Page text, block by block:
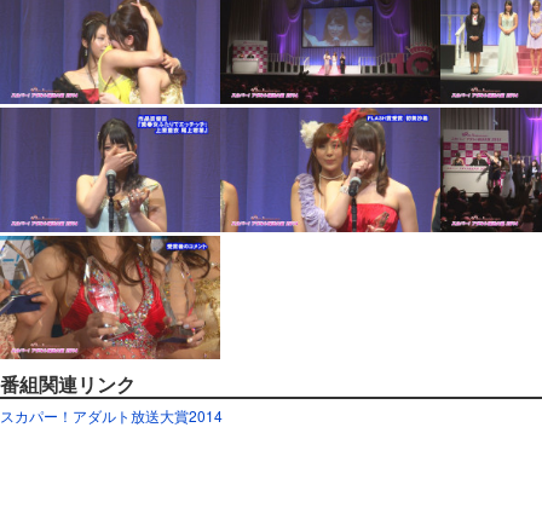
番組関連リンク
スカパー！アダルト放送大賞2014